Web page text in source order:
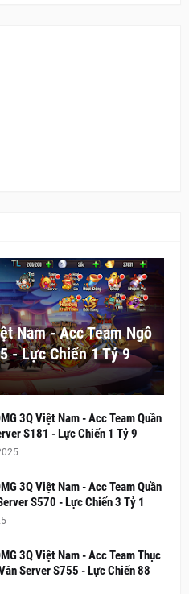
Nam - Acc Team Ngô
- Lực Chiến 1 Tỷ 9
3Q Việt Nam - Acc Team Quần
S181 - Lực Chiến 1 Tỷ 9
3Q Việt Nam - Acc Team Quần
S570 - Lực Chiến 3 Tỷ 1
3Q Việt Nam - Acc Team Thục
Server S755 - Lực Chiến 88